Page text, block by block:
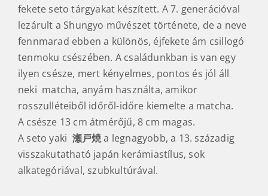
fekete seto tárgyakat készített. A 7. generációval
lezárult a Shungyo művészet története, de a neve
fennmarad ebben a különös, éjfekete ám csillogó
tenmoku csészében. A családunkban is van egy
ilyen csésze, mert kényelmes, pontos és jól áll
neki matcha, anyám használta, amikor
rosszulléteiből időről-időre kiemelte a matcha.
A csésze 13 cm átmérőjű, 8 cm magas.
A seto yaki 瀬戸焼a legnagyobb, a 13. századig
visszakutatható japán kerámiastílus, sok
alkategóriával, szubkultúrával.